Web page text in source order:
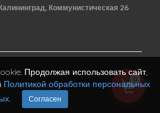
Коммунистическая 26
данных
0
Продолжая использовать сайт,
Политикой обработки персональных
Согласен